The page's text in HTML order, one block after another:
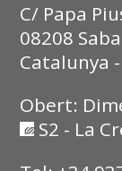
C/ Papa
08208
Catalunya
Obert:
S2 - La